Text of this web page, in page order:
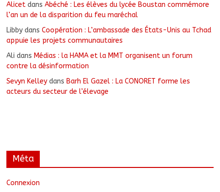
Alicet dansAbéché : Les élèves du lycée Boustan commémore
l’an un de la disparition du feu maréchal
Libby dansCoopération : L’ambassade des États-Unis au Tchad
appuie les projets communautaires
Ali dans Médias : la HAMA et la MMT organisent un forum
contre la désinformation
Sevyn Kelley dans Barh El Gazel : La CONORET forme les
acteurs du secteur de l’élevage
Méta
Connexion